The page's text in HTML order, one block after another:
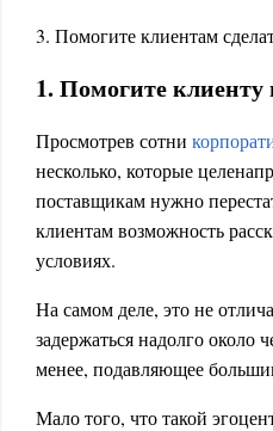
3. Помогите клиентам
1. Помогите клиенту
Просмотрев сотни
несколько, которые
поставщикам нужно
клиентам возможность
условиях.
На самом деле, это не
задержаться надолго около
менее, подавляющее
Мало того, что такой